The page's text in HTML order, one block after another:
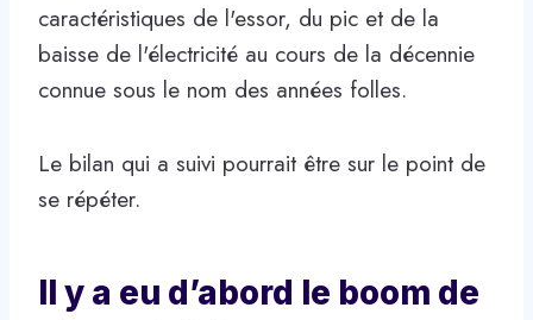
caractéristiques de l'essor, du pic et de la
baisse de l'électricité au cours de la décennie
connue sous le nom des années folles.
Le bilan qui a suivi pourrait être sur le point de
se répéter.
Il y a eu d’abord le boom de